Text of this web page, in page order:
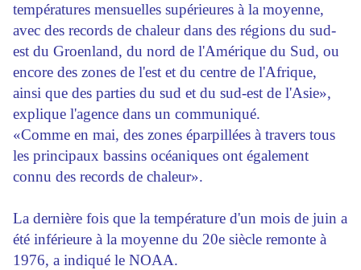
températures mensuelles supérieures à la moyenne,
avec des records de chaleur dans des régions du sud-
est du Groenland, du nord de l'Amérique du Sud, ou
encore des zones de l'est et du centre de l'Afrique,
ainsi que des parties du sud et du sud-est de l'Asie»,
explique l'agence dans un communiqué.
«Comme en mai, des zones éparpillées à travers tous
les principaux bassins océaniques ont également
connu des records de chaleur».
La dernière fois que la température d'un mois de juin a
été inférieure à la moyenne du 20e siècle remonte à
1976, a indiqué le NOAA.